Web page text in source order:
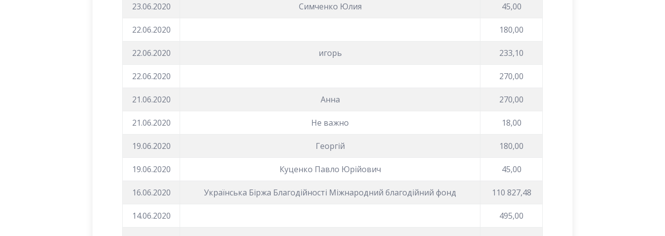
23.06.2020 Симченко Юлия 45,00
22.06.2020 180,00
22.06.2020 игорь 233,10
22.06.2020 270,00
21.06.2020 Анна 270,00
21.06.2020 Не важно 18,00
19.06.2020 Георгій 180,00
19.06.2020 Куценко Павло Юрійович 45,00
16.06.2020 Українська Біржа Благодійності Міжнародний благодійний фонд 110 827,48
14.06.2020 495,00